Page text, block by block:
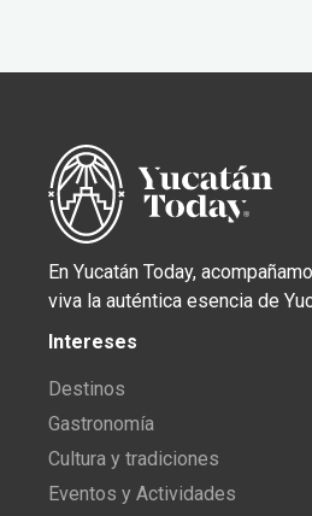
En Yucatán Today,
viva la auténtica esencia de
Intereses
Destinos
Gastronomía
Cultura y tradiciones
Eventos y Actividades